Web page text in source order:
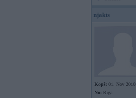
njakts
Kopš: 01. Nov 2010
No: Rīga